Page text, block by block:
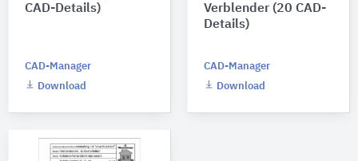
CAD-Details)
CAD-Manager
Download
Verblender (20 CAD-
Details)
CAD-Manager
Download